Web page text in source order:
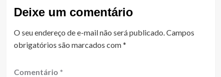
Deixe um comentário
O seu endereço de e-mail não será publicado.Campos
obrigatórios são marcados com*
Comentário *